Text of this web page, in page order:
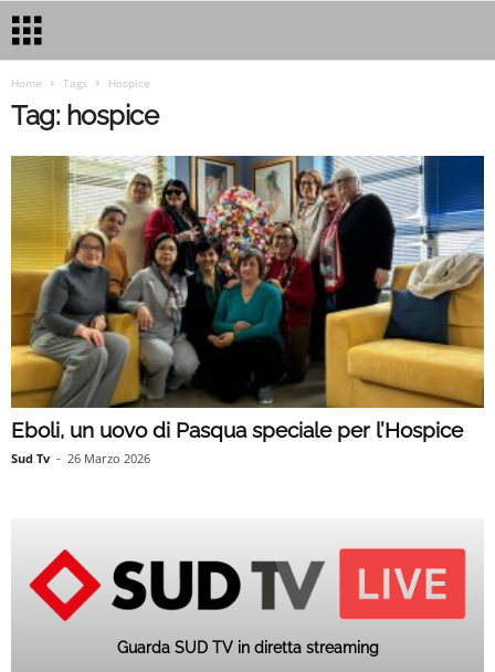
Home Tags Hospice
Tag: hospice
Eboli, un uovo di Pasqua speciale per l’Hospice
Sud Tv - 26 Marzo 2026
Guarda SUD TV in diretta streaming